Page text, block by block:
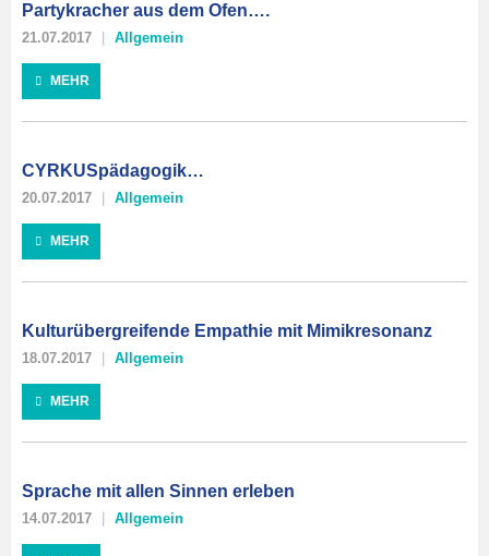
Partykracher aus dem Ofen….
21.07.2017 Allgemein
MEHR
CYRKUSpädagogik…
20.07.2017 Allgemein
MEHR
Kulturübergreifende Empathie mit Mimikresonanz
18.07.2017 Allgemein
MEHR
Sprache mit allen Sinnen erleben
14.07.2017 Allgemein